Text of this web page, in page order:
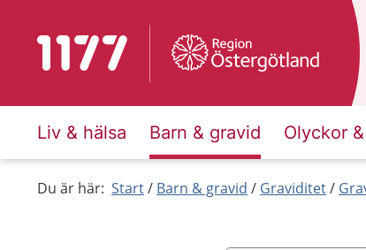
Till startsidan för 1177
Liv & hälsa Barn & gravid Olyckor
Du är här: Start Barn & gravid Graviditet